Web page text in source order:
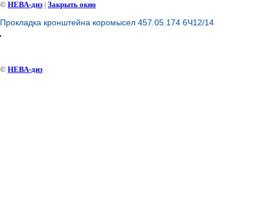
© НЕВА-диз | Закрыть окно
Прокладка кронштейна коромысел 457.05.174 6Ч12/14
© НЕВА-диз